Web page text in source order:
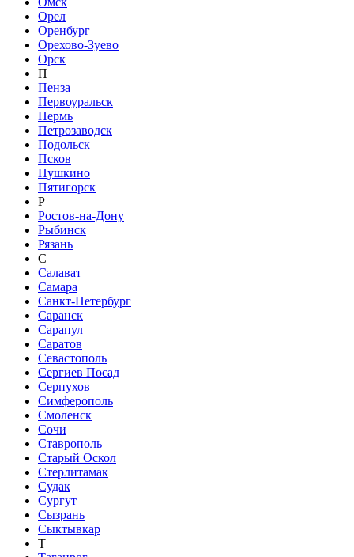
Орел
Оренбург
Орехово-Зуево
Орск
П
Пенза
Первоуральск
Пермь
Петрозаводск
Подольск
Псков
Пушкино
Пятигорск
Р
Ростов-на-Дону
Рыбинск
Рязань
С
Салават
Самара
Санкт-Петербург
Саранск
Сарапул
Саратов
Севастополь
Сергиев Посад
Серпухов
Симферополь
Смоленск
Сочи
Ставрополь
Старый Оскол
Стерлитамак
Судак
Сургут
Сызрань
Сыктывкар
Т